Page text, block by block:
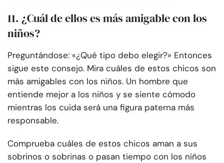
11. ¿Cuál de ellos es más amigable con los
niños?
Preguntándose: «¿Qué tipo debo elegir?» Entonces
sigue este consejo. Mira cuáles de estos chicos son
más amigables con los niños. Un hombre que
entiende mejor a los niños y se siente cómodo
mientras los cuida será una figura paterna más
responsable.
Comprueba cuáles de estos chicos aman a sus
sobrinos o sobrinas o pasan tiempo con los niños